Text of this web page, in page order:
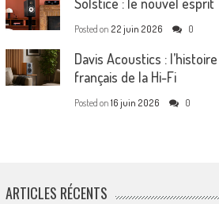
Posted on 22 juin 2026 0
Davis Acoustics :
français de la Hi-Fi
Posted on 16 juin 2026 0
ARTICLES RÉCENTS